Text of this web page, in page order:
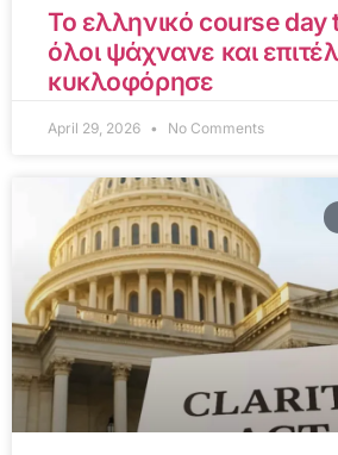
Το ελληνικό course day
όλοι ψάχνανε και
κυκλοφόρησε
April 29, 2026 No Comments